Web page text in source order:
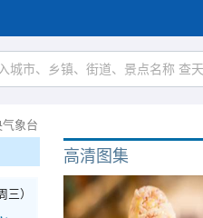
象台
三）
高清图集